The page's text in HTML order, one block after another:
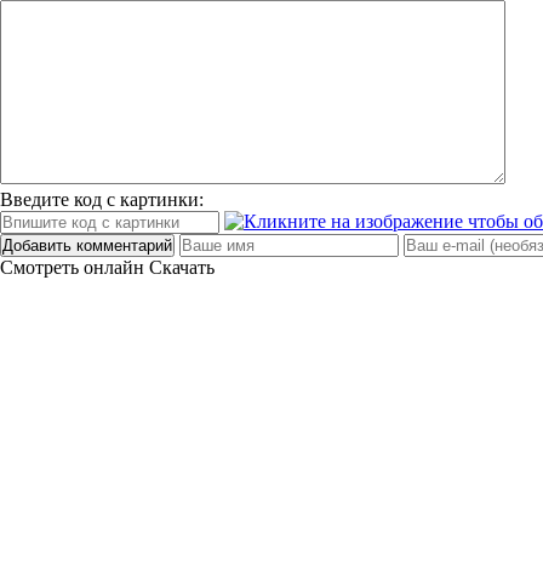
Введите код с картинки:
Добавить комментарий
Смотреть онлайн Скачать